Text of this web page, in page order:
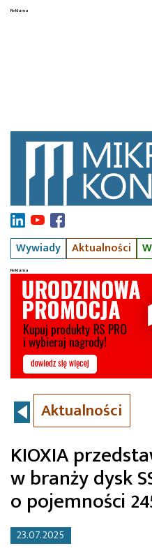
Wywiady Aktualności
Aktualności
KIOXIA
w branży dysk
o pojemności
23.07.2025